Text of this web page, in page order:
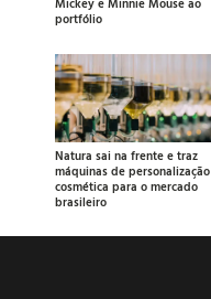
Mickey e Minnie Mouse ao
portfólio
Natura sai na frente e traz
máquinas de personalização
cosmética para o mercado
brasileiro